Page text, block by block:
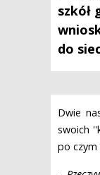
szkół
do
Dwie
swoich
po czym